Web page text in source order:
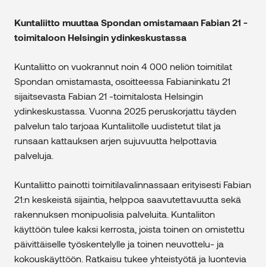
Kuntaliitto muuttaa Spondan omistamaan Fabian 21 -
toimitaloon Helsingin ydinkeskustassa
Kuntaliitto on vuokrannut noin 4 000 neliön toimitilat
Spondan omistamasta, osoitteessa Fabianinkatu 21
sijaitsevasta Fabian 21 -toimitalosta Helsingin
ydinkeskustassa. Vuonna 2025 peruskorjattu täyden
palvelun talo tarjoaa Kuntaliitolle uudistetut tilat ja
runsaan kattauksen arjen sujuvuutta helpottavia
palveluja.
Kuntaliitto painotti toimitilavalinnassaan erityisesti Fabian
21:n keskeistä sijaintia, helppoa saavutettavuutta sekä
rakennuksen monipuolisia palveluita. Kuntaliiton
käyttöön tulee kaksi kerrosta, joista toinen on omistettu
päivittäiselle työskentelylle ja toinen neuvottelu- ja
kokouskäyttöön. Ratkaisu tukee yhteistyötä ja luontevia